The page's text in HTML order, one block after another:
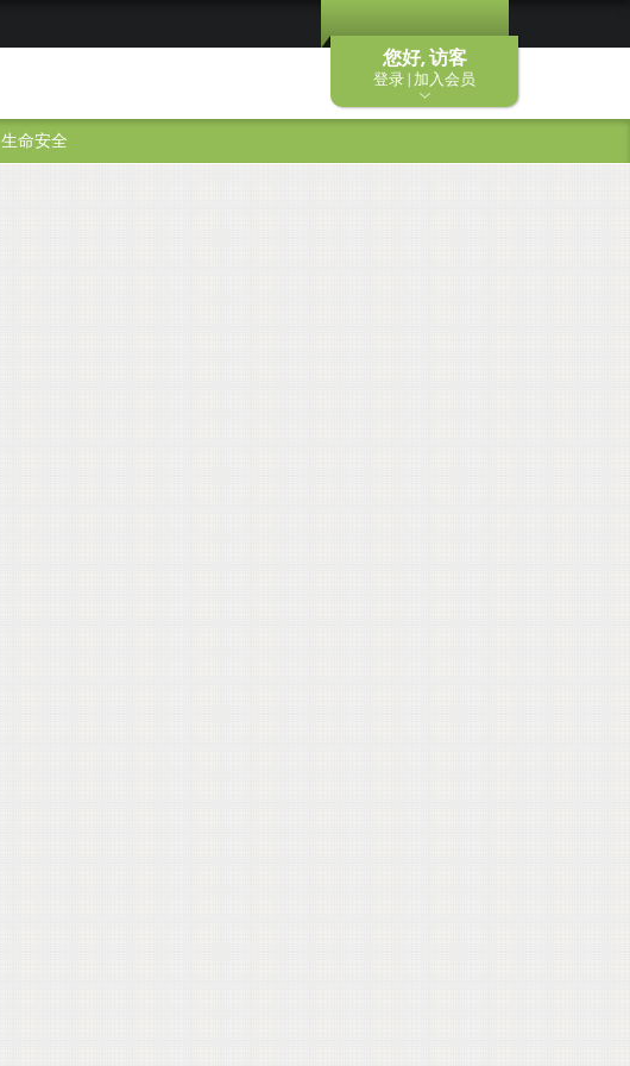
您好, 访客
登录 | 加入会员
生命安全